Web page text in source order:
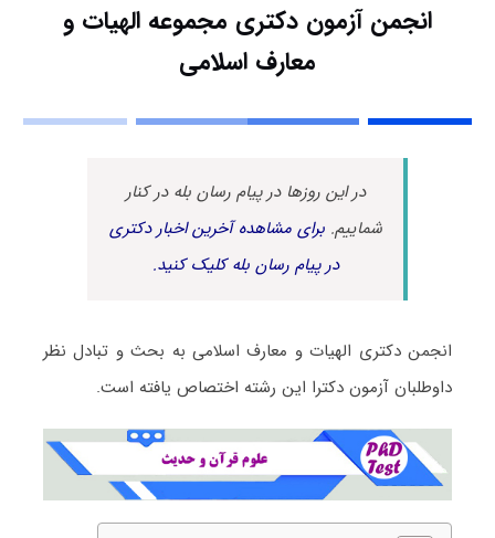
انجمن آزمون دکتری مجموعه الهیات و
معارف اسلامی
در این روزها در پیام رسان بله در کنار
شماییم.برای مشاهده آخرین اخبار دکتری
در پیام رسان بله کلیک کنید.
انجمن دکتری الهیات و معارف اسلامی به بحث و تبادل نظر
داوطلبان آزمون دکترا این رشته اختصاص یافته است.